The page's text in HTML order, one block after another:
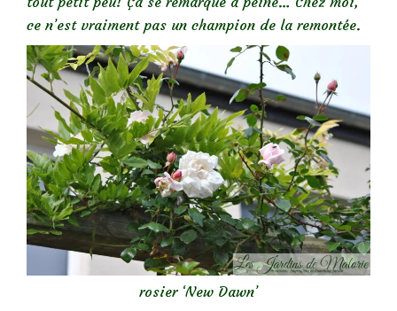
ce n’est vraiment pas un champion de la remontée.
rosier ‘New Dawn’